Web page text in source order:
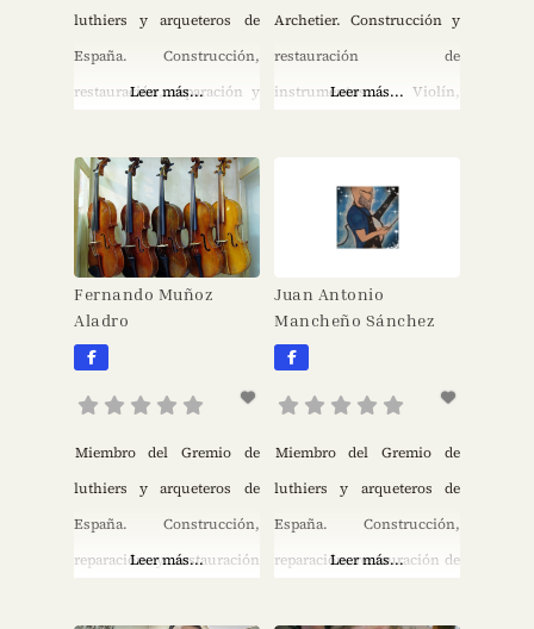
luthiers y arqueteros de
España. Construcción,
restauración, reparación y
cuarteto clásico. Venta de
accesorios y arcos.
Leer más...
Archetier. Construcción y
restauración de
instrumentos. Violín,
Internacional de Luthería
de Cremona en 1980.
(Francia). Miembro
de Aelap.
Leer más...
Fernando Muñoz
Aladro
Miembro del Gremio de
luthiers y arqueteros de
España. Construcción,
reparación y restauración
Leer más...
Juan Antonio
Mancheño Sánchez
Miembro del Gremio de
luthiers y arqueteros de
España. Construcción,
reparación, restauración de
Leer más...